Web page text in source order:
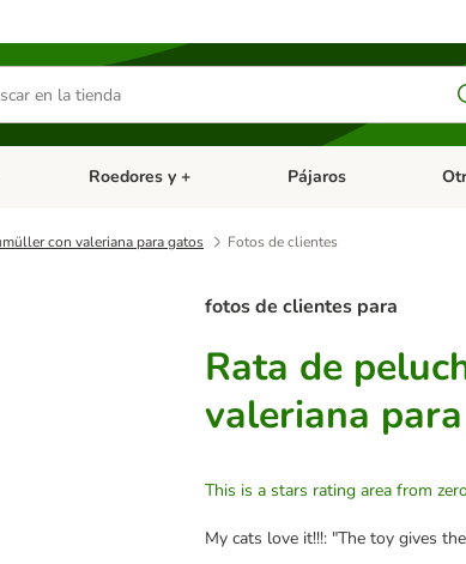
Dieta Vet.
Menú de categoria abierto: Antiparasitarios
Roedores y + Menú de categoria
Pájaros
con valeriana para gatos Fotos de clientes
fotos de clientes para
Rata de
valeriana
This is a stars rating area from
My cats love it!!!: "The toy gives